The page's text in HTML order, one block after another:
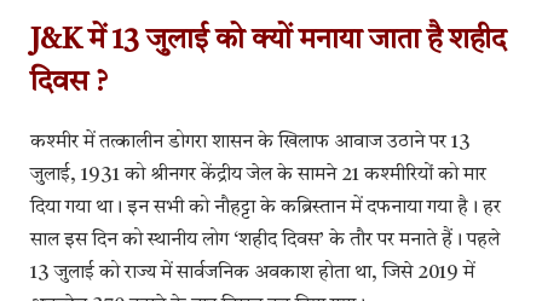
J&K में 13 जुलाई को क्यों मनाया जाता है शहीद
दिवस ?
कश्मीर में तत्कालीन डोगरा शासन के खिलाफ आवाज उठाने पर 13
जुलाई, 1931 को श्रीनगर केंद्रीय जेल के सामने 21 कश्मीरियों को मार
दिया गया था। इन सभी को नौहट्टा के कब्रिस्तान में दफनाया गया है। हर
साल इस दिन को स्थानीय लोग ‘शहीद दिवस’ के तौर पर मनाते हैं। पहले
13 जुलाई को राज्य में सार्वजनिक अवकाश होता था, जिसे 2019 में